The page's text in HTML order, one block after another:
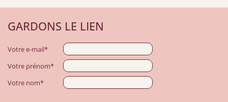
GARDONS LE LIEN
Votre e-mail*
Votre prénom*
Votre nom*